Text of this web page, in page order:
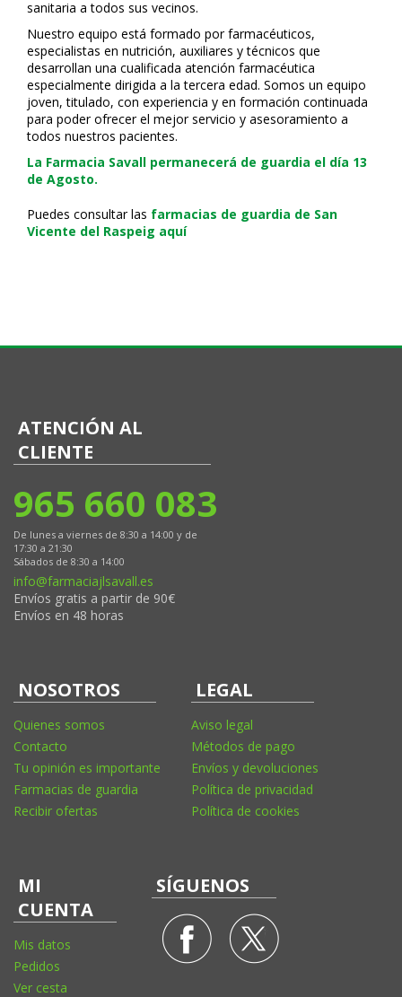
sanitaria a todos sus vecinos.
Nuestro equipo está formado por farmacéuticos,
especialistas en nutrición, auxiliares y técnicos que
desarrollan una cualificada atención farmacéutica
especialmente dirigida a la tercera edad. Somos un equipo
joven, titulado, con experiencia y en formación continuada
para poder ofrecer el mejor servicio y asesoramiento a
todos nuestros pacientes.
La Farmacia Savall permanecerá de guardia el día 13
de Agosto.
Puedes consultar las farmacias de guardia de San
Vicente del Raspeig aquí
ATENCIÓN AL
CLIENTE
965 660 083
De lunes a viernes de 8:30 a 14:00 y de
17:30 a 21:30
Sábados de 8:30 a 14:00
info@farmaciajlsavall.es
Envíos gratis a partir de 90€
Envíos en 48 horas
NOSOTROS
Quienes somos
Contacto
Tu opinión es importante
Farmacias de guardia
Recibir ofertas
LEGAL
Aviso legal
Métodos de pago
Envíos y devoluciones
Política de privacidad
Política de cookies
MI
CUENTA
Mis datos
Pedidos
Ver cesta
SÍGUENOS